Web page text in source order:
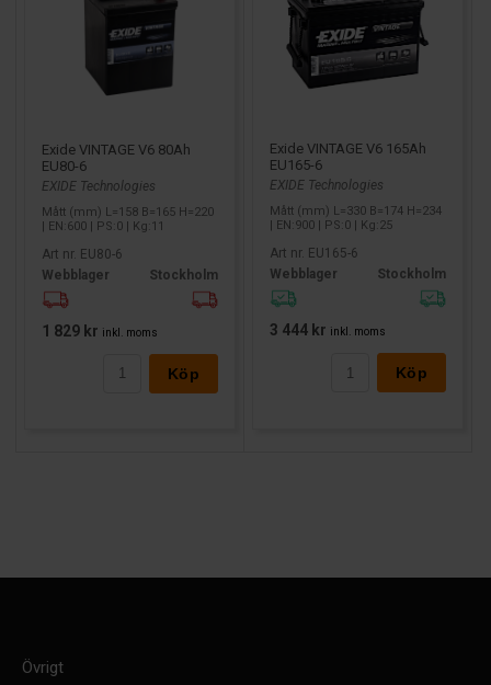
Exide VINTAGE V6 80Ah
EU80-6
EXIDE Technologies
Mått (mm) L=158 B=165 H=220
| EN:600 | PS:0 | Kg:11
Art nr. EU80-6
Webblager
Stockholm
1 829 kr inkl. moms
Köp
Exide VINTAGE V6 165Ah
EU165-6
EXIDE Technologies
Mått (mm) L=330 B=174 H=234
| EN:900 | PS:0 | Kg:25
Art nr. EU165-6
Webblager
Stockholm
3 444 kr inkl. moms
Köp
Övrigt